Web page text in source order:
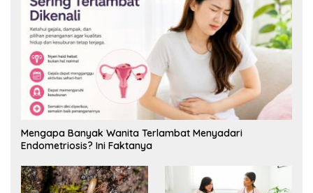
Mengapa Banyak Wanita Terlambat Menyadari
Endometriosis? Ini Faktanya